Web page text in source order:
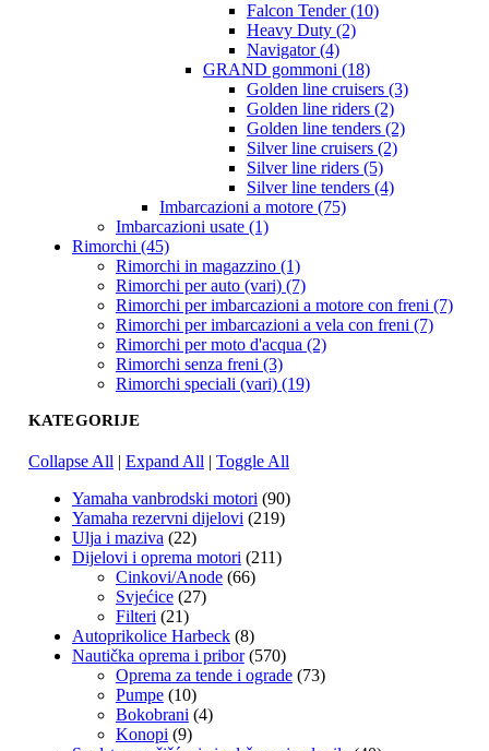
Falcon Tender (10)
Heavy Duty (2)
Navigator (4)
GRAND gommoni (18)
Golden line cruisers (3)
Golden line riders (2)
Golden line tenders (2)
Silver line cruisers (2)
Silver line riders (5)
Silver line tenders (4)
Imbarcazioni a motore (75)
Imbarcazioni usate (1)
Rimorchi (45)
Rimorchi in magazzino (1)
Rimorchi per auto (vari) (7)
Rimorchi per imbarcazioni a motore con freni (7)
Rimorchi per imbarcazioni a vela con freni (7)
Rimorchi per moto d'acqua (2)
Rimorchi senza freni (3)
Rimorchi speciali (vari) (19)
KATEGORIJE
Collapse All | Expand All | Toggle All
Yamaha vanbrodski motori (90)
Yamaha rezervni dijelovi (219)
Ulja i maziva (22)
Dijelovi i oprema motori (211)
Cinkovi/Anode (66)
Svjećice (27)
Filteri (21)
Autoprikolice Harbeck (8)
Nautička oprema i pribor (570)
Oprema za tende i ograde (73)
Pumpe (10)
Bokobrani (4)
Konopi (9)